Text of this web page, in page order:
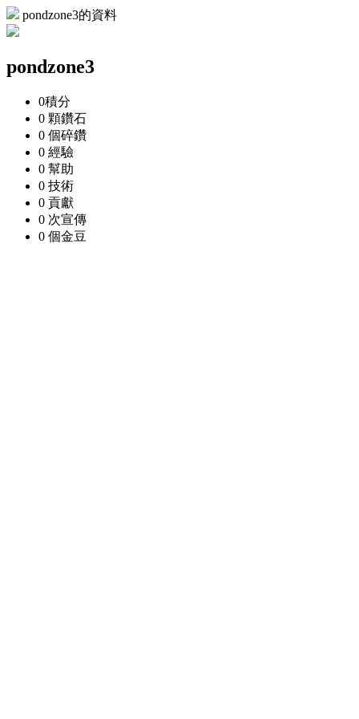
pondzone3的資料
pondzone3
0積分
0 顆鑽石
0 個碎鑽
0 經驗
0 幫助
0 技術
0 貢獻
0 次宣傳
0 個金豆